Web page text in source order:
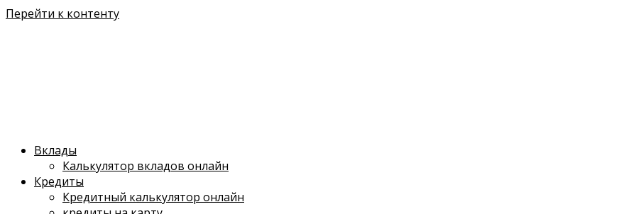
Перейти к контенту
Вклады
Калькулятор вкладов онлайн
Кредиты
Кредитный калькулятор онлайн